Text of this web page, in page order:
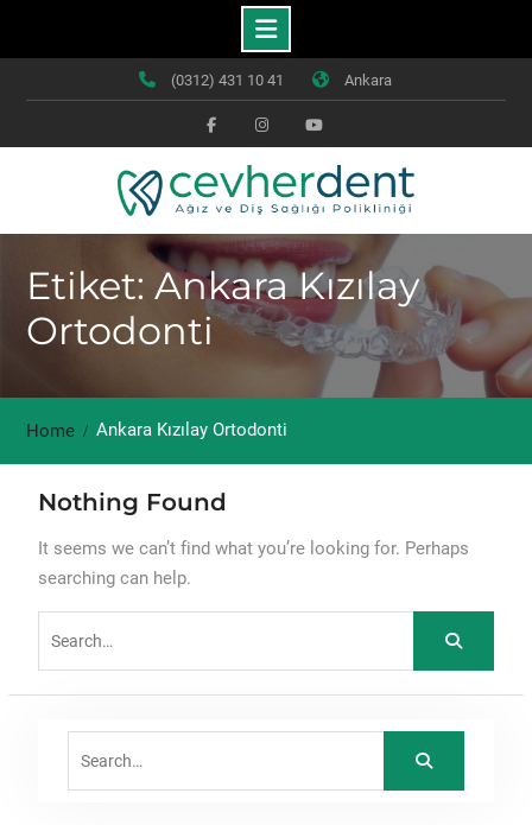
(0312) 431 10 41 Ankara
FacebookInstagramYoutube
Etiket: Ankara Kızılay
Ortodonti
Home Ankara Kızılay Ortodonti
Nothing Found
It seems we can’t find what you’re looking for. Perhaps
searching can help.
for:
for: